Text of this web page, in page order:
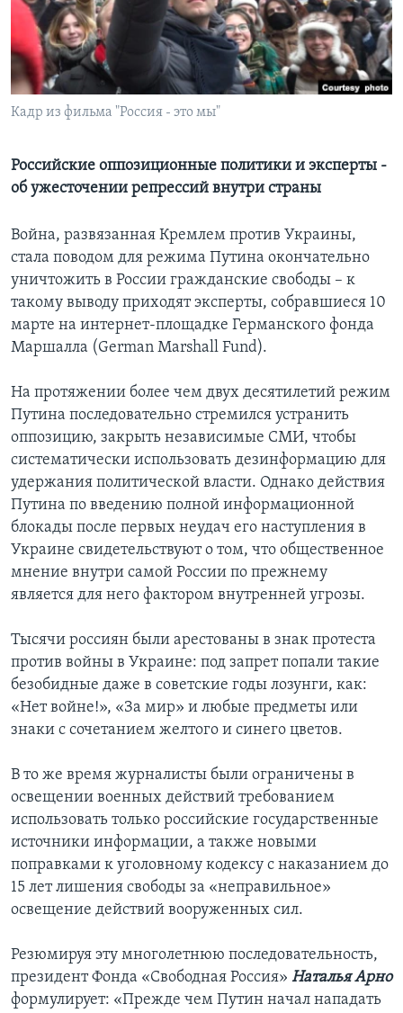
Learning English
СОЦИАЛЬНЫЕ СЕТИ
Языки
Кадр из фильма "Россия - это мы"
Российские оппозиционные политики и эксперты -
об ужесточении репрессий внутри страны
Война, развязанная Кремлем против Украины,
стала поводом для режима Путина окончательно
уничтожить в России гражданские свободы – к
такому выводу приходят эксперты, собравшиеся 10
марте на интернет-площадке Германского фонда
Маршалла (German Marshall Fund).
На протяжении более чем двух десятилетий режим
Путина последовательно стремился устранить
оппозицию, закрыть независимые СМИ, чтобы
систематически использовать дезинформацию для
удержания политической власти. Однако действия
Путина по введению полной информационной
блокады после первых неудач его наступления в
Украине свидетельствуют о том, что общественное
мнение внутри самой России по прежнему
является для него фактором внутренней угрозы.
Тысячи россиян были арестованы в знак протеста
против войны в Украине: под запрет попали такие
безобидные даже в советские годы лозунги, как:
«Нет войне!», «За мир» и любые предметы или
знаки с сочетанием желтого и синего цветов.
В то же время журналисты были ограничены в
освещении военных действий требованием
использовать только российские государственные
источники информации, а также новыми
поправками к уголовному кодексу с наказанием до
15 лет лишения свободы за «неправильное»
освещение действий вооруженных сил.
Резюмируя эту многолетнюю последовательность,
президент Фонда «Свободная Россия» Наталья Арно
формулирует: «Прежде чем Путин начал нападать